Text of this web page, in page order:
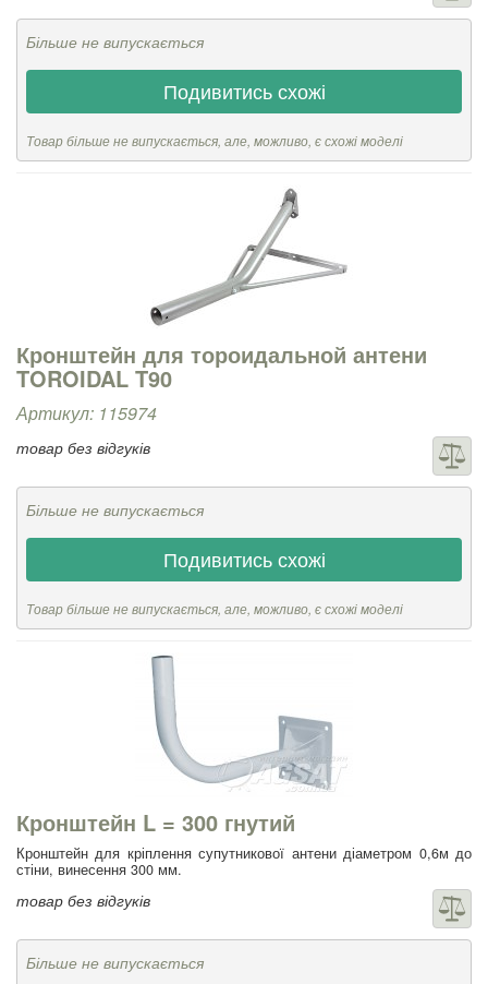
Більше не випускається
Подивитись схожі
Товар більше не випускається, але, можливо, є схожі моделі
Кронштейн для тороидальной антени
TOROIDAL T90
Артикул: 115974
товар без відгуків
Більше не випускається
Подивитись схожі
Товар більше не випускається, але, можливо, є схожі моделі
Кронштейн L = 300 гнутий
Кронштейн для кріплення супутникової антени діаметром 0,6м до
стіни, винесення 300 мм.
товар без відгуків
Більше не випускається